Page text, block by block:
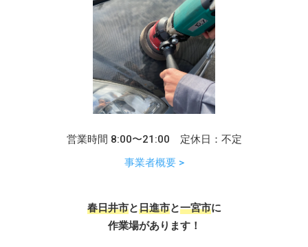
営業時間 8:00〜21:00 定休日：不定
事業者概要 >
春日井市と日進市と一宮市に
作業場があります！